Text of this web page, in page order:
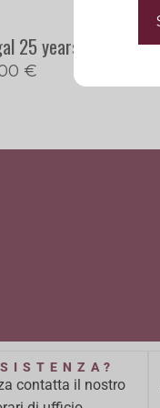
25 years
€
contatta il nostro